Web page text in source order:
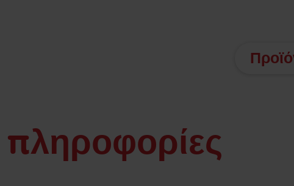
πληροφορίες